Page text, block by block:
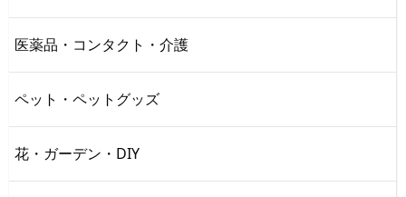
医薬品・コンタクト・介護
ペット・ペットグッズ
花・ガーデン・DIY